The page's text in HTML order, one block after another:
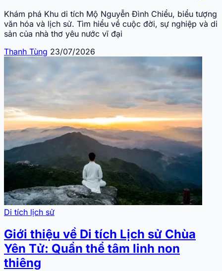
Khám phá Khu di tích Mộ Nguyễn Đình Chiểu, biểu tượng
văn hóa và lịch sử. Tìm hiểu về cuộc đời, sự nghiệp và di
sản của nhà thơ yêu nước vĩ đại
Thanh Tùng 23/07/2026
Di tích lịch sử
Giới thiệu về Di tích Lịch sử Chùa
Yên Tử: Quần thể tâm linh non
thiêng